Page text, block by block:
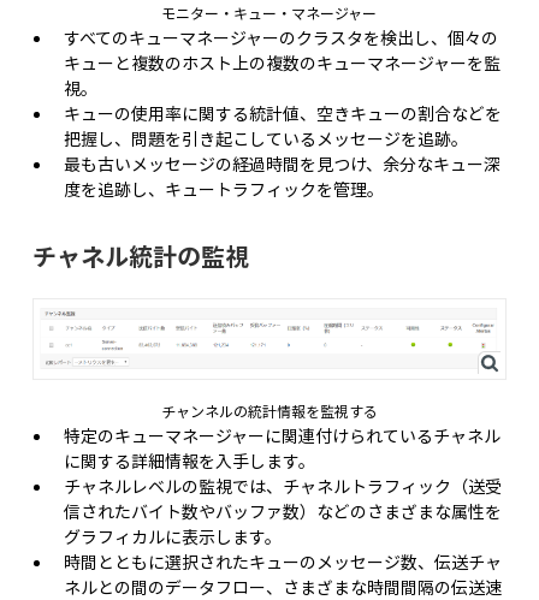
モニター・キュー・マネージャー
すべてのキューマネージャーのクラスタを検出し、個々の
キューと複数のホスト上の複数のキューマネージャーを監
視。
キューの使用率に関する統計値、空きキューの割合などを
把握し、問題を引き起こしているメッセージを追跡。
最も古いメッセージの経過時間を見つけ、余分なキュー深
度を追跡し、キュートラフィックを管理。
チャネル統計の監視
チャンネルの統計情報を監視する
特定のキューマネージャーに関連付けられているチャネル
に関する詳細情報を入手します。
チャネルレベルの監視では、チャネルトラフィック（送受
信されたバイト数やバッファ数）などのさまざまな属性を
グラフィカルに表示します。
時間とともに選択されたキューのメッセージ数、伝送チャ
ネルとの間のデータフロー、さまざまな時間間隔の伝送速